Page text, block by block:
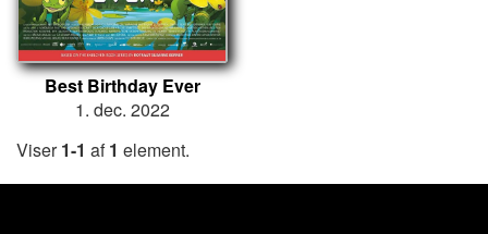
Best Birthday Ever
1. dec. 2022
Viser1-1 af1 element.